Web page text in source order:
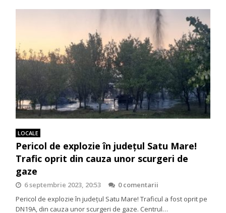
LOCALE
Pericol de explozie în județul Satu Mare!
Trafic oprit din cauza unor scurgeri de
gaze
6 septembrie 2023, 20:53
0 comentarii
Pericol de explozie în județul Satu Mare! Traficul a fost oprit pe
DN19A, din cauza unor scurgeri de gaze. Centrul…